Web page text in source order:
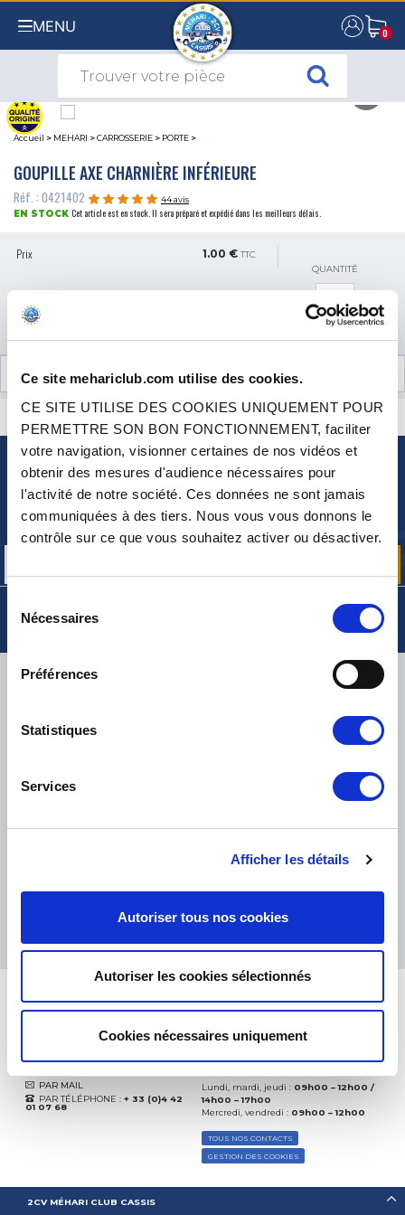
Ce site mehariclub.com utilise des cookies.
CE SITE UTILISE DES COOKIES UNIQUEMENT POUR
PERMETTRE SON BON FONCTIONNEMENT, faciliter
votre navigation, visionner certaines de nos vidéos et
obtenir des mesures d'audience nécessaires pour
l'activité de notre société. Ces données ne sont jamais
communiquées à des tiers. Nous vous vous donnons le
contrôle sur ce que vous souhaitez activer ou désactiver.
Nécessaires
Préférences
Statistiques
Services
Afficher les détails
Autoriser tous nos cookies
Autoriser les cookies sélectionnés
Cookies nécessaires uniquement
MENU 0
0
Accueil > MEHARI >CARROSSERIE > PORTE >
GOUPILLE AXE CHARNIÈRE INFÉRIEURE
Réf. : 0421402
44 avis
EN STOCK Cet article est en stock. Il sera préparé et expédié dans les meilleurs délais.
Prix 1.00 € TTC
QUANTITÉ
AVIS CLIENTS (44)
CONTACTEZ-NOUS
NEWSLETTER
nos offres promos et actualités produits
TNT, GÉODIS, FRANCE EXPRESS, DPD
THE FEEDBACK
Excellent:4.5/5
(depuis 2018)
PAR MAIL
PAR TÉLÉPHONE : + 33 (0)4 42
01 07 68
Lundi, mardi, jeudi : 09h00 – 12h00 /
14h00 – 17h00
Mercredi, vendredi : 09h00 – 12h00
TOUS NOS CONTACTS
GESTION DES COOKIES
2CV MÉHARI CLUB CASSIS